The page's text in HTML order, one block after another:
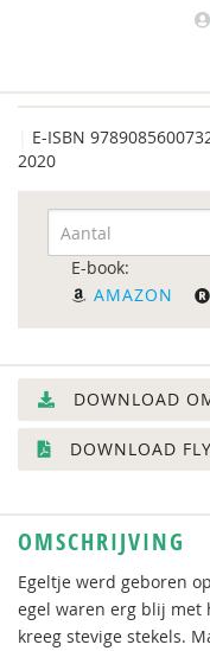
E-ISBN
2020
E-book:
AMAZON
DOWNLOAD
DOWNLOAD
OMSCHRIJVING
Egeltje werd geboren
egel waren erg blij met
kreeg stevige stekels.